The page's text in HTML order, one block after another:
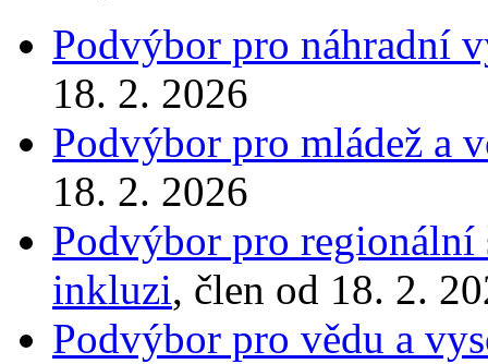
Podvýbor pro náhradní
18. 2. 2026
Podvýbor pro mládež a
18. 2. 2026
Podvýbor pro
inkluzi, člen od 18. 2.
Podvýbor pro vědu a